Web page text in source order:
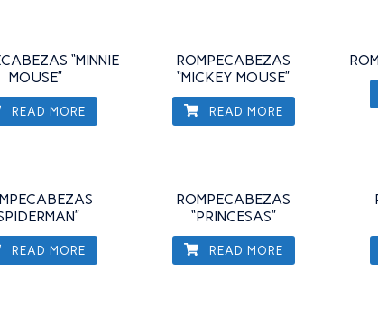
“MINNIE
MOUSE”
READ MORE
ROMPECABEZAS
“MICKEY MOUSE”
READ MORE
READ MORE
ROMPECABEZAS
“PRINCESAS”
READ MORE